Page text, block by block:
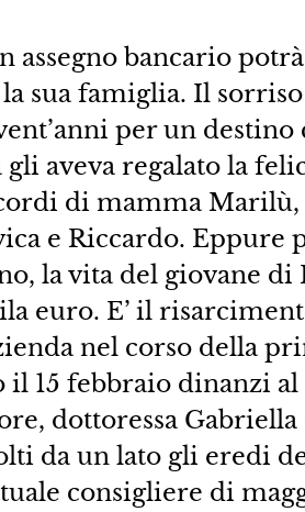
assegno bancario
sua famiglia. Il
per un
aveva regalato la
di mamma Marilù,
e Riccardo. Eppure
la vita del giovane di
euro. E’ il
nel corso della
il 15 febbraio dinanzi
dottoressa
da un lato gli eredi
consigliere di